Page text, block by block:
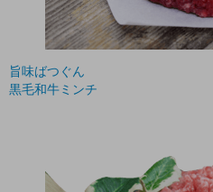
旨味ばつぐん
黒毛和牛ミンチ